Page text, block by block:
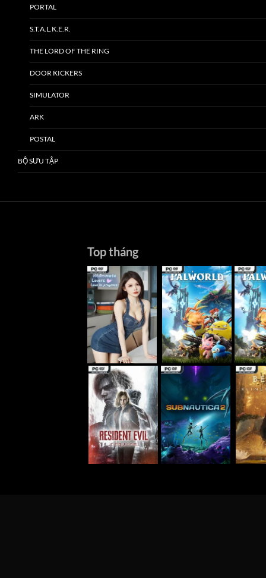
PORTAL
S.T.A.L.K.E.R.
THE LORD OF THE RING
DOOR KICKERS
SIMULATOR
ARK
POSTAL
BỘ SƯU TẬP
Top tháng